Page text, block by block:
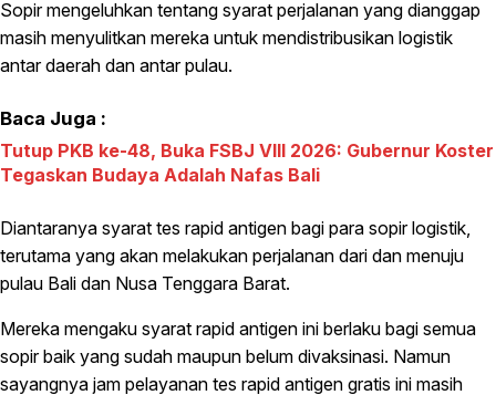
Sopir mengeluhkan tentang syarat perjalanan yang dianggap
masih menyulitkan mereka untuk mendistribusikan logistik
antar daerah dan antar pulau.
Baca Juga :
Tutup PKB ke-48, Buka FSBJ VIII 2026: Gubernur Koster
Tegaskan Budaya Adalah Nafas Bali
Diantaranya syarat tes rapid antigen bagi para sopir logistik,
terutama yang akan melakukan perjalanan dari dan menuju
pulau Bali dan Nusa Tenggara Barat.
Mereka mengaku syarat rapid antigen ini berlaku bagi semua
sopir baik yang sudah maupun belum divaksinasi. Namun
sayangnya jam pelayanan tes rapid antigen gratis ini masih